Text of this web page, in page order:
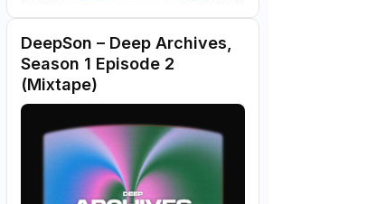
DeepSon – Deep Archives,
Season 1 Episode 2
(Mixtape)